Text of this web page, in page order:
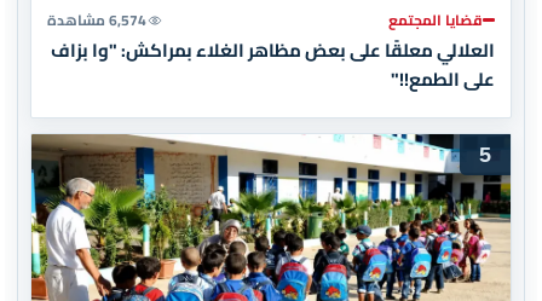
قضايا المجتمع 6,574 مشاهدة
العلالي معلقًا على بعض مظاهر الغلاء بمراكش: "وا بزاف
على الطمع!!"
5